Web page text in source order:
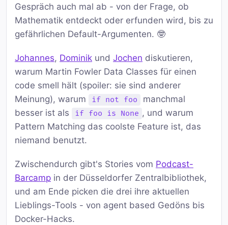
Gespräch auch mal ab - von der Frage, ob
Mathematik entdeckt oder erfunden wird, bis zu
gefährlichen Default-Argumenten. 🤓
Johannes, Dominik und Jochen diskutieren,
warum Martin Fowler Data Classes für einen
code smell hält (spoiler: sie sind anderer
Meinung), warum
if not foo
manchmal
besser ist als
if foo is None , und warum
Pattern Matching das coolste Feature ist, das
niemand benutzt.
Zwischendurch gibt's Stories vom Podcast-
Barcamp in der Düsseldorfer Zentralbibliothek,
und am Ende picken die drei ihre aktuellen
Lieblings-Tools - von agent based Gedöns bis
Docker-Hacks.